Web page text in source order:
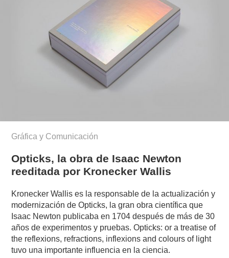
Gráfica y Comunicación
Opticks, la obra de Isaac Newton
reeditada por Kronecker Wallis
Kronecker Wallis es la responsable de la actualización y
modernización de Opticks, la gran obra científica que
Isaac Newton publicaba en 1704 después de más de 30
años de experimentos y pruebas. Opticks: or a treatise of
the reflexions, refractions, inflexions and colours of light
tuvo una importante influencia en la ciencia.